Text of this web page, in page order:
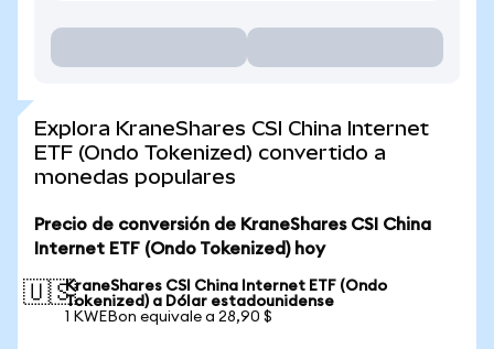
Explora KraneShares CSI China Internet
ETF (Ondo Tokenized) convertido a
monedas populares
Precio de conversión de KraneShares CSI China
Internet ETF (Ondo Tokenized) hoy
🇺🇸KraneShares CSI China Internet ETF (Ondo
Tokenized) a Dólar estadounidense
1 KWEBon equivale a 28,90 $